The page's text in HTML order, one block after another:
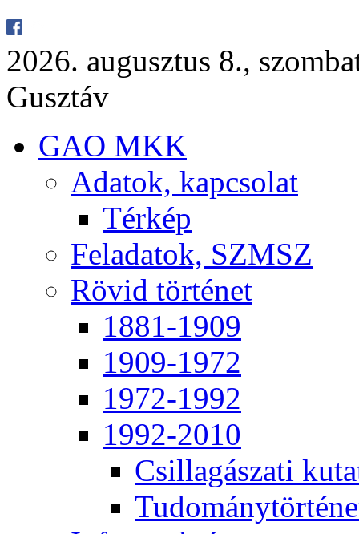
2026. au­gusz­tus 8.,
Gusz­táv
GAO MKK
Ada­tok, kap­cso­lat
Tér­kép
Fel­ada­tok, SZMSZ
Rö­vid tör­té­net
1881-1909
1909-1972
1972-1992
1992-2010
Csil­la­gá­sza­ti